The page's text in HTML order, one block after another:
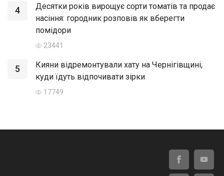
4
Десятки років вирощує сорти томатів та продає
насіння: городник розповів як вберегти
помідори
23441
5
Кияни відремонтували хату на Чернігівщині,
куди їдуть відпочивати зірки
17749